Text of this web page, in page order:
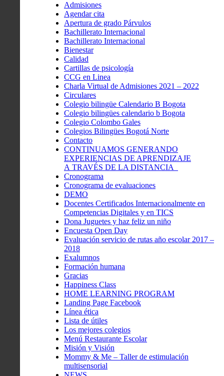
Admisiones
Agendar cita
Apertura de grado Párvulos
Bachillerato Internacional
Bachillerato Internacional
Bienestar
Calidad
Cartillas de psicología
CCG en Linea
Charla Virtual de Admisiones 2021 – 2022
Circulares
Colegio bilingüe Calendario B Bogota
Colegio bilingües calendario b Bogota
Colegio Colombo Gales
Colegios Bilingües Bogotá Norte
Contacto
CONTINUAMOS GENERANDO
EXPERIENCIAS DE APRENDIZAJE
A TRAVÉS DE LA DISTANCIA
Cronograma
Cronograma de evaluaciones
DEMO
Docentes Certificados Internacionalmente en
Competencias Digitales y en TICS
Dona Juguetes y haz feliz un niño
Encuesta Open Day
Evaluación servicio de rutas año escolar 2017 –
2018
Exalumnos
Formación humana
Gracias
Happiness Class
HOME LEARNING PROGRAM
Landing Page Facebook
Línea ética
Lista de útiles
Los mejores colegios
Menú Restaurante Escolar
Misión y Visión
Mommy & Me – Taller de estimulación
multisensorial